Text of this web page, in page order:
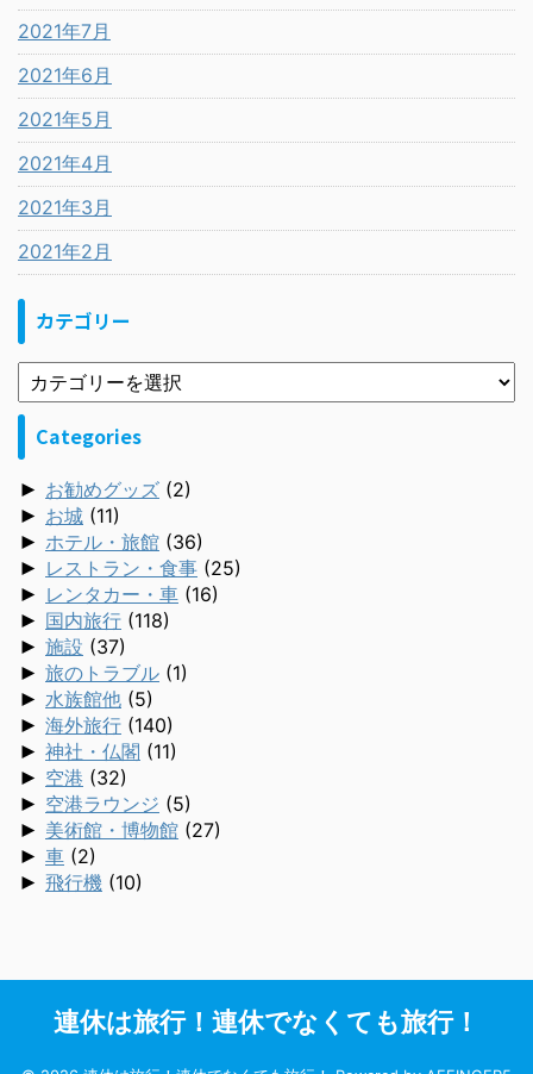
2021年7月
2021年6月
2021年5月
2021年4月
2021年3月
2021年2月
カテゴリー
Categories
► お勧めグッズ (2)
► お城 (11)
► ホテル・旅館 (36)
► レストラン・食事 (25)
► レンタカー・車 (16)
► 国内旅行 (118)
► 施設 (37)
► 旅のトラブル (1)
► 水族館他 (5)
► 海外旅行 (140)
► 神社・仏閣 (11)
► 空港 (32)
► 空港ラウンジ (5)
► 美術館・博物館 (27)
► 車 (2)
► 飛行機 (10)
連休は旅行！連休でなくても旅行！